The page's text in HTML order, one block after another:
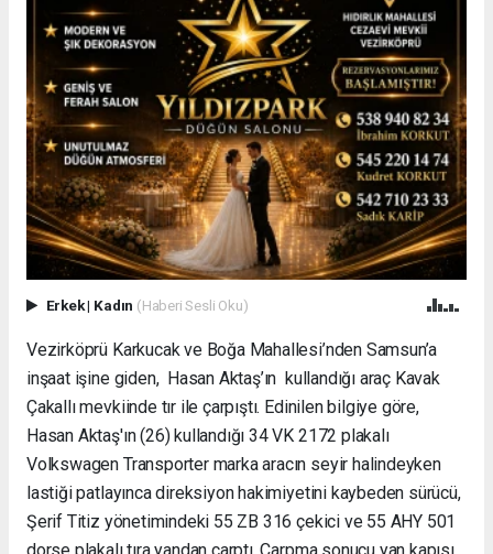
Erkek| Kadın (Haberi Sesli Oku)
Vezirköprü Karkucak ve Boğa Mahallesi’nden Samsun’a
inşaat işine giden, Hasan Aktaş’ın kullandığı araç Kavak
Çakallı mevkiinde tır ile çarpıştı. Edinilen bilgiye göre,
Hasan Aktaş'ın (26) kullandığı 34 VK 2172 plakalı
Volkswagen Transporter marka aracın seyir halindeyken
lastiği patlayınca direksiyon hakimiyetini kaybeden sürücü,
Şerif Titiz yönetimindeki 55 ZB 316 çekici ve 55 AHY 501
dorse plakalı tıra yandan çarptı. Çarpma sonucu yan kapısı